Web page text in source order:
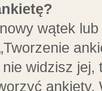
wątek
widzisz
ankiety.